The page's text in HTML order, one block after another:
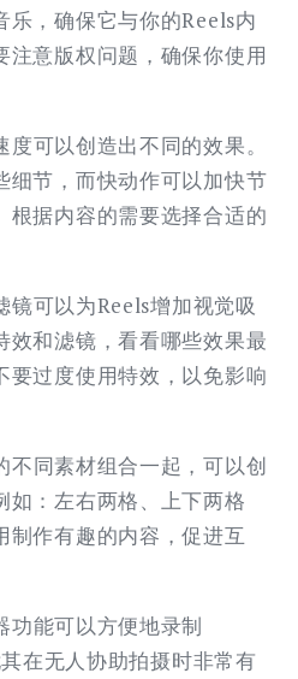
乐，确保它与你的Reels内
注意版权问题，确保你使用
度可以创造出不同的效果。
细节，而快动作可以加快节
根据内容的需要选择合适的
镜可以为Reels增加视觉吸
效和滤镜，看看哪些效果最
要过度使用特效，以免影响
不同素材组合一起，可以创
如：左右两格、上下两格
制作有趣的内容，促进互
功能可以方便地录制
在无人协助拍摄时非常有